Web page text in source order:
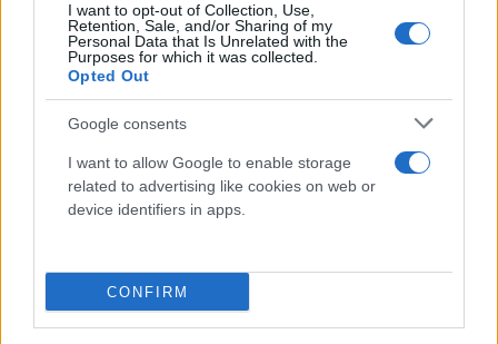
I want to opt-out of Collection, Use,
Retention, Sale, and/or Sharing of my
Personal Data that Is Unrelated with the
Purposes for which it was collected.
Opted Out
Google consents
I want to allow Google to enable storage
related to advertising like cookies on web or
device identifiers in apps.
CONFIRM
Κάνε κλικ και δες περισσότερο
Flash.grστην αναζήτηση της